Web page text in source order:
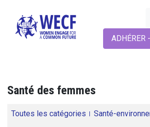
ADHÉRER
Santé des femmes
Toutes les catégories Santé-